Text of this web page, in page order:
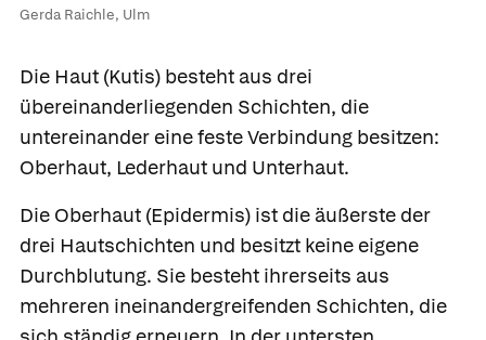
Gerda Raichle, Ulm
Die Haut (Kutis) besteht aus drei
übereinanderliegenden Schichten, die
untereinander eine feste Verbindung besitzen:
Oberhaut, Lederhaut und Unterhaut.
Die Oberhaut (Epidermis) ist die äußerste der
drei Hautschichten und besitzt keine eigene
Durchblutung. Sie besteht ihrerseits aus
mehreren ineinandergreifenden Schichten, die